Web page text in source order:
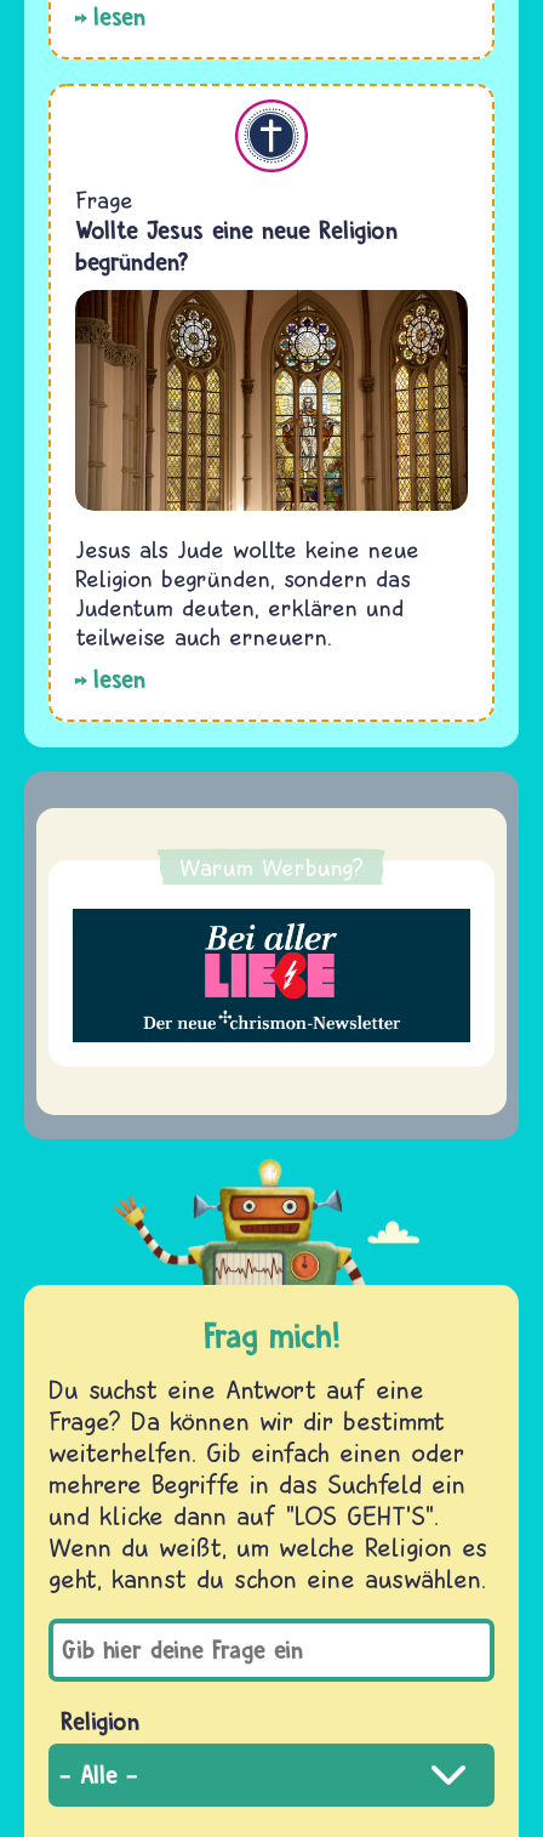
lesen
Christentum
Frage
Wollte Jesus eine neue Religion
begründen?
Jesus als Jude wollte keine neue
Religion begründen, sondern das
Judentum deuten, erklären und
teilweise auch erneuern.
lesen
Warum Werbung?
Frag mich!
Du suchst eine Antwort auf eine
Frage? Da können wir dir bestimmt
weiterhelfen. Gib einfach einen oder
mehrere Begriffe in das Suchfeld ein
und klicke dann auf "LOS GEHT'S".
Wenn du weißt, um welche Religion es
geht, kannst du schon eine auswählen.
Religion